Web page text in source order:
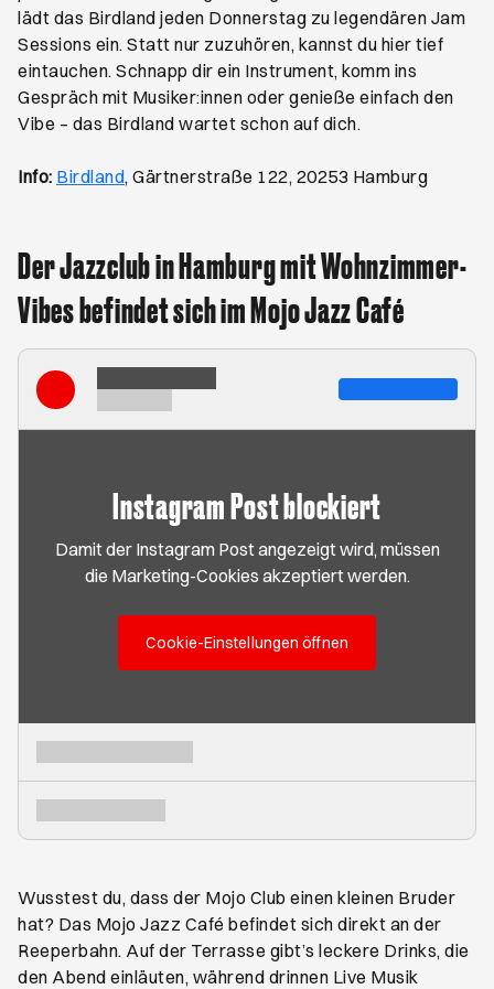
lädt das Birdland jeden Donnerstag zu legendären Jam
Sessions ein. Statt nur zuzuhören, kannst du hier tief
eintauchen. Schnapp dir ein Instrument, komm ins
Gespräch mit Musiker:innen oder genieße einfach den
Vibe – das Birdland wartet schon auf dich.
Info: BirdlandÖffnet ein neues Browser-Tab
, Gärtnerstraße 122, 20253 Hamburg
Der Jazzclub in Hamburg mit Wohnzimmer-
Vibes befindet sich im Mojo Jazz Café
Instagram Post blockiert
Damit der Instagram Post angezeigt wird, müssen
die Marketing-Cookies akzeptiert werden.
Cookie-Einstellungen öffnen
Wusstest du, dass der Mojo Club einen kleinen Bruder
hat? Das Mojo Jazz Café befindet sich direkt an der
Reeperbahn. Auf der Terrasse gibt’s leckere Drinks, die
den Abend einläuten, während drinnen Live Musik